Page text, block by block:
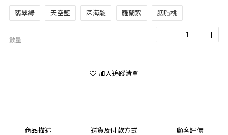
翡翠綠 天空藍 深海靛 羅蘭紫 胭脂桃
數量
加入追蹤清單
商品描述 送貨及付款方式 顧客評價